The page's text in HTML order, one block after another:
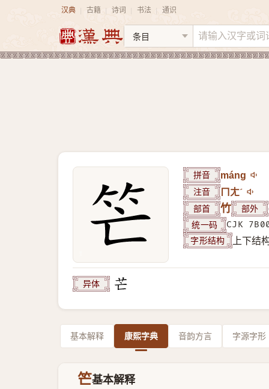
汉典 古籍 诗词 书法 通识
拼音 máng
注音 ㄇㄤˊ
部首 竹 部外
统一码 CJK
字形结构 上下结
异体
基本解释 康熙字典 音韵方言 字源字形
笀基本解释